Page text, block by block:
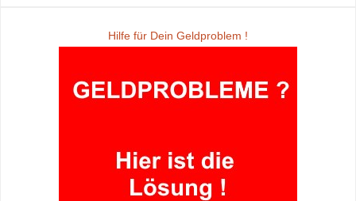
Hilfe für Dein Geldproblem !